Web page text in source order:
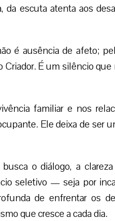
da escuta atenta aos
é ausência de afeto;
É um silêncio
familiar e nos
Ele deixa de ser
o diálogo, a
seletivo — seja por
de enfrentar os
que cresce a cada dia.